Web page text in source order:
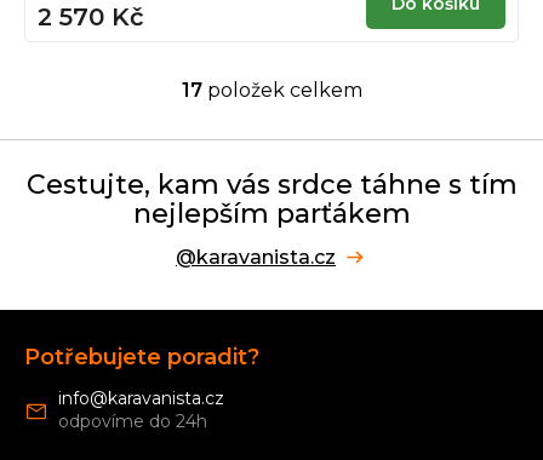
2 570 Kč
O
l
d
a
í
r
17položek celkem
Cestujte, kam vás srdce táhne s tím
nejlepším parťákem
@karavanista.cz
Potřebujete poradit?
info@karavanista.cz